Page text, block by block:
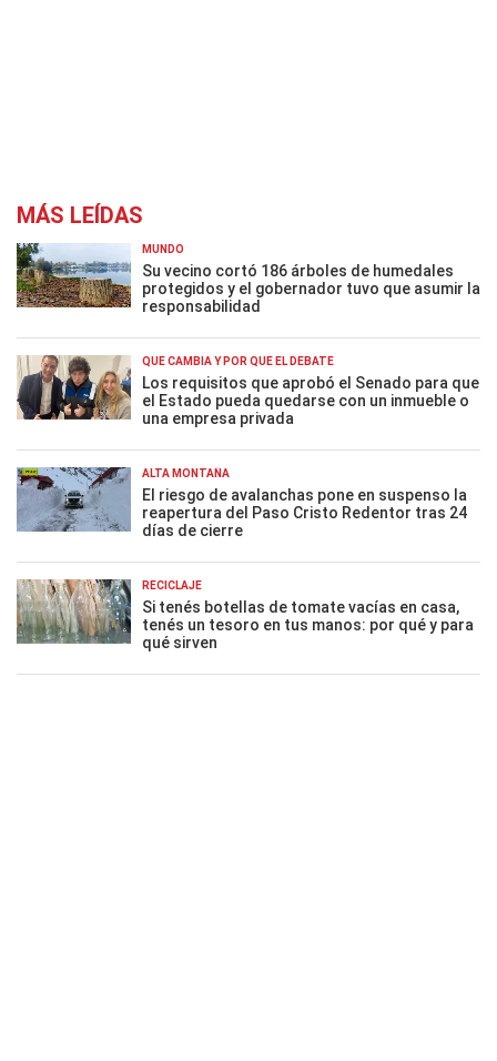
MÁS LEÍDAS
MUNDO
Su vecino cortó 186 árboles de humedales
protegidos y el gobernador tuvo que asumir la
responsabilidad
QUÉ CAMBIA Y POR QUÉ EL DEBATE
Los requisitos que aprobó el Senado para que
el Estado pueda quedarse con un inmueble o
una empresa privada
ALTA MONTAÑA
El riesgo de avalanchas pone en suspenso la
reapertura del Paso Cristo Redentor tras 24
días de cierre
RECICLAJE
Si tenés botellas de tomate vacías en casa,
tenés un tesoro en tus manos: por qué y para
qué sirven